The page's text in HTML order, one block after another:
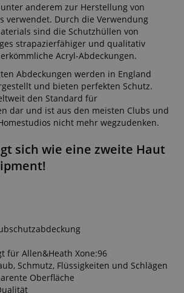
anderem zur Herstellung von
verwendet. Durch die Verwendung
sind die Schutzhüllen von
strapazierfähiger und qualitativ
Acryl-Abdeckungen.
Abdeckungen werden in England
und bieten perfekten Schutz.
den Standard für
dar und ist aus den meisten Clubs und
nicht mehr wegzudenken.
sich wie eine zweite Haut
für Allen&Heath Xone:96
Schmutz, Flüssigkeiten und Schlägen
Oberfläche